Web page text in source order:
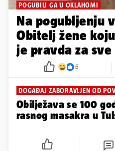
POGUBILI GA U OKLAHOMI
Na pogubljenju
Obitelj žene
je pravda za
6
DOGAĐAJ ZABORAVLJEN OD
Obilježava se 100
rasnog masakra u